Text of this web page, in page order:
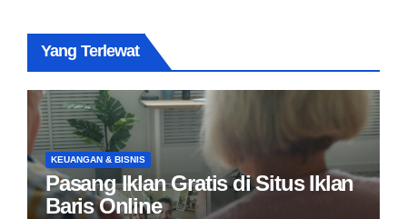
Yang Terlewat
KEUANGAN & BISNIS
Pasang Iklan Gratis di Situs Iklan
Baris Online